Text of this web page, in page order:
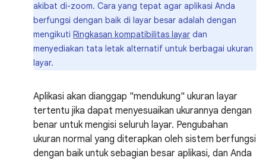
akibat di-zoom. Cara yang tepat agar aplikasi Anda
berfungsi dengan baik di layar besar adalah dengan
mengikuti Ringkasan kompatibilitas layar dan
menyediakan tata letak alternatif untuk berbagai ukuran
layar.
Aplikasi akan dianggap "mendukung" ukuran layar
tertentu jika dapat menyesuaikan ukurannya dengan
benar untuk mengisi seluruh layar. Pengubahan
ukuran normal yang diterapkan oleh sistem berfungsi
dengan baik untuk sebagian besar aplikasi, dan Anda